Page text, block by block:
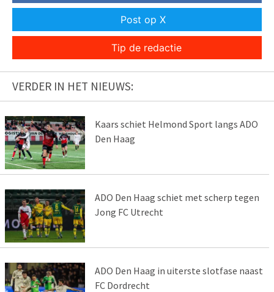
Post op X
Tip de redactie
VERDER IN HET NIEUWS:
Kaars schiet Helmond Sport langs ADO
Den Haag
ADO Den Haag schiet met scherp tegen
Jong FC Utrecht
ADO Den Haag in uiterste slotfase naast
FC Dordrecht